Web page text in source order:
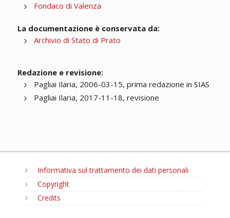
Fondaco di Valenza
La documentazione è conservata da:
Archivio di Stato di Prato
Redazione e revisione:
Pagliai Ilaria, 2006-03-15, prima redazione in SIAS
Pagliai Ilaria, 2017-11-18, revisione
Informativa sul trattamento dei dati personali
Copyright
Credits